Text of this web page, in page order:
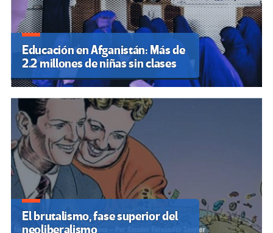
Educación en Afganistán: Más de
2.2 millones de niñas sin clases
El brutalismo, fase superior del
neoliberalismo